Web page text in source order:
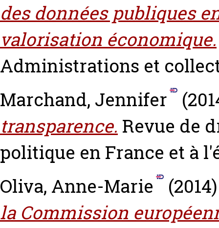
des données publiques
valorisation économique.
Administrations et
Marchand, Jennifer
transparence. Revue de
politique en France et à
Oliva, Anne-Marie
la Commission